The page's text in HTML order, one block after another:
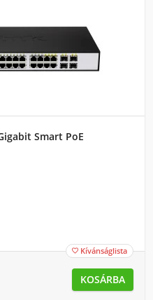
Smart PoE
 Kívánságlista
KOSÁRBA